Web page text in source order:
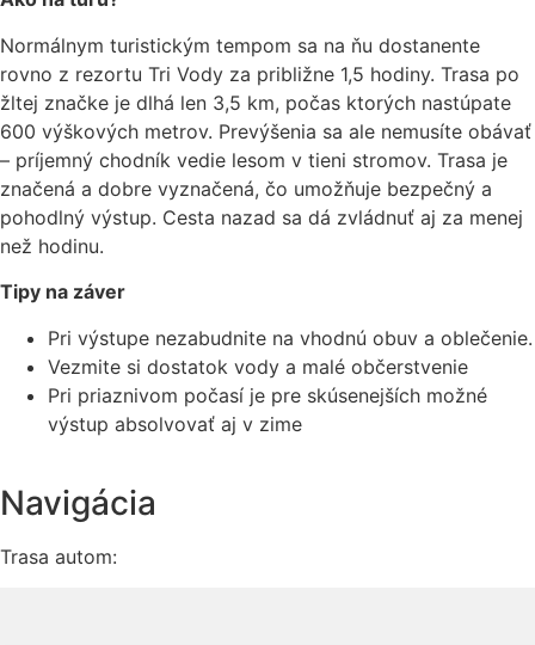
Normálnym turistickým tempom sa na ňu dostanente
rovno z rezortu Tri Vody za približne 1,5 hodiny. Trasa po
žltej značke je dlhá len 3,5 km, počas ktorých nastúpate
600 výškových metrov. Prevýšenia sa ale nemusíte obávať
– príjemný chodník vedie lesom v tieni stromov. Trasa je
značená a dobre vyznačená, čo umožňuje bezpečný a
pohodlný výstup. Cesta nazad sa dá zvládnuť aj za menej
než hodinu.
Tipy na záver
Pri výstupe nezabudnite na vhodnú obuv a oblečenie.
Vezmite si dostatok vody a malé občerstvenie
Pri priaznivom počasí je pre skúsenejších možné
výstup absolvovať aj v zime
Navigácia
Trasa autom: